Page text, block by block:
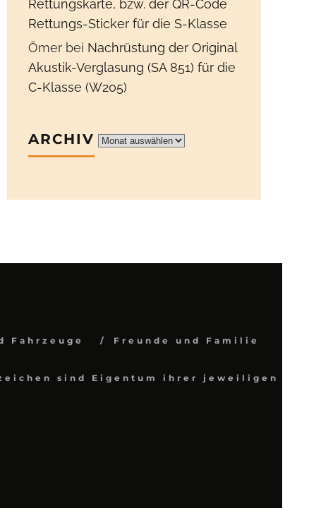
Rettungskarte, bzw. der QR-Code
Rettungs-Sticker für die S-Klasse
Ömer bei Nachrüstung der Original
Akustik-Verglasung (SA 851) für die
C-Klasse (W205)
ARCHIV Archiv
Fahrzeuge
Freunde und Familie
sind Eigentum ihrer jeweiligen